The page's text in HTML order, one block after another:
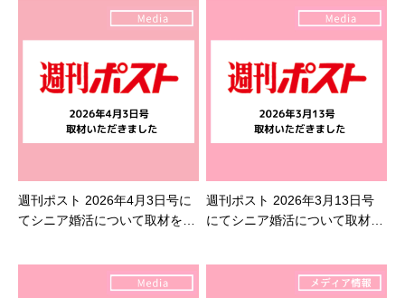
週刊ポスト 2026年4月3日号に
てシニア婚活について取材を受
週刊ポスト 2026年3月13日号
にてシニア婚活について取材を